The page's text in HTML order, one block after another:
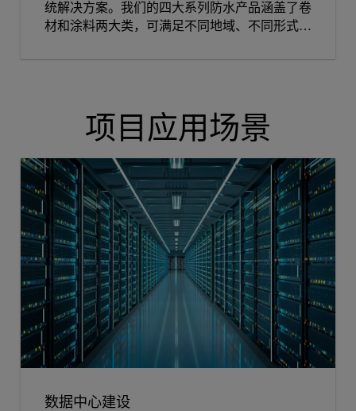
统解决方案。我们的四大系列防水产品涵盖了卷
材和涂料两大类，可满足不同地域、不同形式、
赖的建筑防水合作伙伴。
项目应用场景
数据中心建设